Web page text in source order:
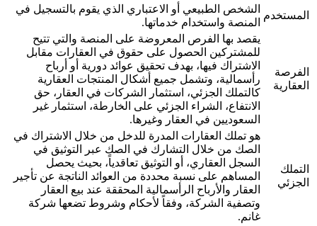
المستخدم
الشخص الطبيعي أو الاعتباري الذي يقوم بالتسجيل في
المنصة واستخدام خدماتها.
الفرصة
العقارية
يقصد بها الفرص المعروضة على المنصة والتي تتيح
للمشتركين الحصول على حقوق في العقارات مقابل
الاشتراك فيها، بهدف تحقيق عوائد دورية أو أرباح
رأسمالية، وتشمل جميع أشكال المنتجات العقارية
كالتملك الجزئي، استثمار الشركات في العقار، حق
الانتفاع، الشراء الجزئي على الخارطة، استثمار غير
السعوديين في العقار وغيرها.
التملك
الجزئي
هو تملك العقارات المدرة للدخل من خلال الاشتراك في
الصك من خلال التشارك في الصك عبر التوثيق في
السجل العقاري، أو التوثيق تعاقدياً، بحيث يحصل
المساهم على نسبة محددة من العوائد الناتجة عن تأجير
العقار والأرباح الرأسمالية المحققة عند بيع العقار
وتصفية الشركة، وفقاً لأحكام وشروط تضعها شركة
غانم.